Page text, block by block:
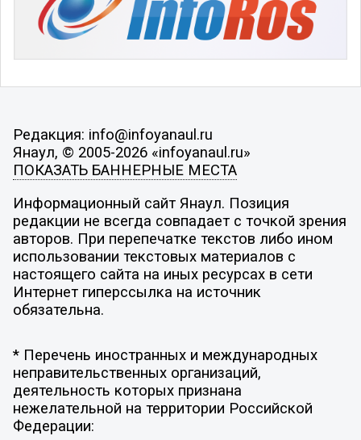
Редакция: info@infoyanaul.ru
Янаул, © 2005-2026 «infoyanaul.ru»
ПОКАЗАТЬ БАННЕРНЫЕ МЕСТА
Информационный сайт Янаул. Позиция
редакции не всегда совпадает с точкой зрения
авторов. При перепечатке текстов либо ином
использовании текстовых материалов с
настоящего сайта на иных ресурсах в сети
Интернет гиперссылка на источник
обязательна.
* Перечень иностранных и международных
неправительственных организаций,
деятельность которых признана
нежелательной на территории Российской
Федерации: